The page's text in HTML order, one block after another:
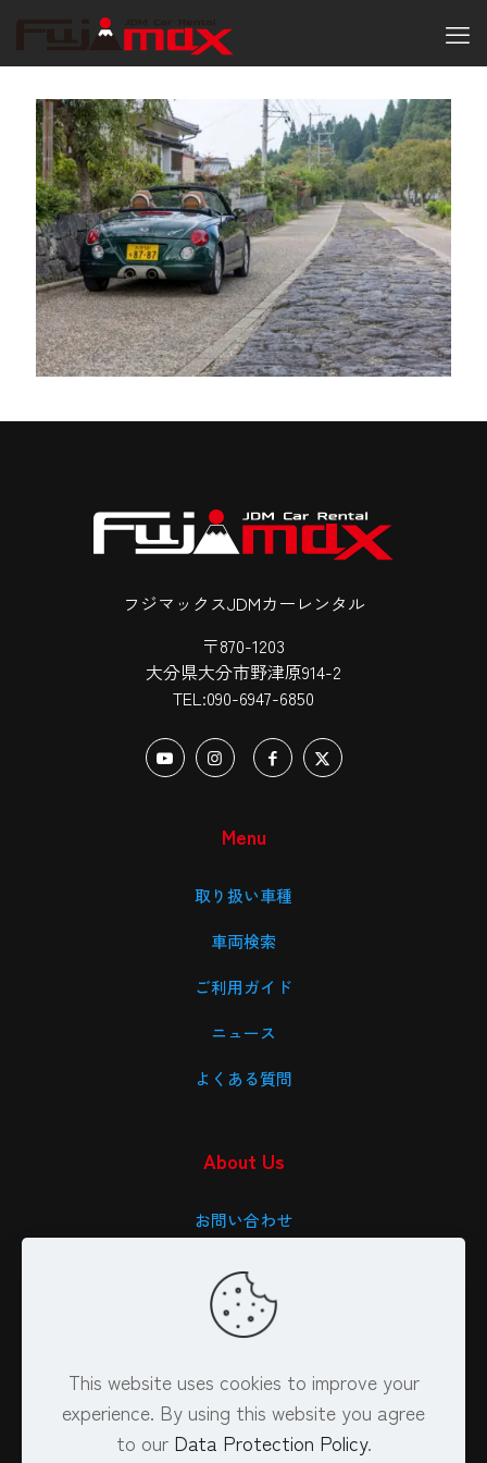
フジマックスJDMカーレンタル
〒870-1203
大分県大分市野津原914-2
TEL:090-6947-6850
Menu
取り扱い車種
車両検索
ご利用ガイド
ニュース
よくある質問
About Us
お問い合わせ
特定商取引法に基づく表記
This website uses cookies to improve your
experience. By using this website you agree
to our Data Protection Policy.